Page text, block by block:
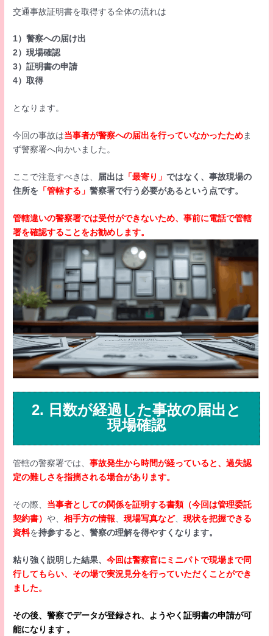
交通事故証明書を取得する全体の流れは
1）警察への届け出
2）現場確認
3）証明書の申請
4）取得
となります。
今回の事故は当事者が警察への届出を行っていなかったためま
ず警察署へ向かいました。
ここで注意すべきは、 届出は 「最寄り」ではなく、事故現場の
住所を 「管轄する」警察署で行う必要があるという点です。
管轄違いの警察署では受付ができないため、事前に電話で管轄
署を確認することをお勧めします。
2. 日数が経過した事故の届出と
現場確認
管轄の警察署では、事故発生から時間が経っていると、過失認
定の難しさを指摘される場合があります。
その際、 当事者としての関係を証明する書類（今回は管理委託
契約書）や、相手方の情報 、現場写真など、現状を把握できる
資料を持参すると、警察の理解を得やすくなります。
粘り強く説明した結果、今回は警察官にミニパトで現場まで同
行してもらい、その場で実況見分を行っていただくことができ
ました。
その後、警察でデータが登録され、ようやく証明書の申請が可
能になります 。